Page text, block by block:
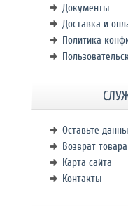
Документы
Доставка и
Политика
Оставьте
Возврат товара
Карта сайта
Контакты